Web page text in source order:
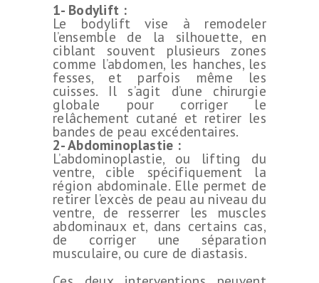
1- Bodylift :
Le bodylift vise à remodeler
l’ensemble de la silhouette, en
ciblant souvent plusieurs zones
comme l’abdomen, les hanches, les
fesses, et parfois même les
cuisses. Il s’agit d’une chirurgie
globale pour corriger le
relâchement cutané et retirer les
bandes de peau excédentaires.
2- Abdominoplastie :
L’abdominoplastie, ou lifting du
ventre, cible spécifiquement la
région abdominale. Elle permet de
retirer l’excès de peau au niveau du
ventre, de resserrer les muscles
abdominaux et, dans certains cas,
de corriger une séparation
musculaire, ou cure de diastasis.